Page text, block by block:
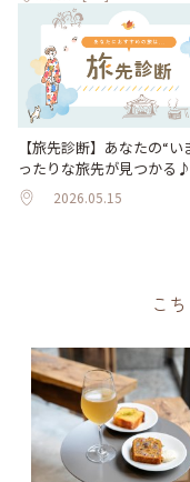
【旅先診断】あなたの“い
ったりな旅先が見つかる♪
2026.05.15
こ